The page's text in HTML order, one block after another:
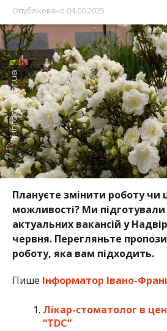
Опубліковано 04.06.2025
Плануєте змінити роботу чи
можливості? Ми підготували
актуальних вакансій у
червня. Перегляньте
роботу, яка вам підходить.
Пише Інформатор Івано-
Лікар-стоматолог в
“TDC”